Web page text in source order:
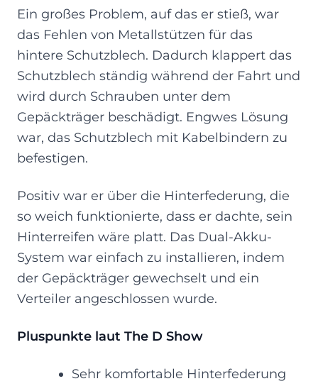
Ein großes Problem, auf das er stieß, war
das Fehlen von Metallstützen für das
hintere Schutzblech. Dadurch klappert das
Schutzblech ständig während der Fahrt und
wird durch Schrauben unter dem
Gepäckträger beschädigt. Engwes Lösung
war, das Schutzblech mit Kabelbindern zu
befestigen.
Positiv war er über die Hinterfederung, die
so weich funktionierte, dass er dachte, sein
Hinterreifen wäre platt. Das Dual-Akku-
System war einfach zu installieren, indem
der Gepäckträger gewechselt und ein
Verteiler angeschlossen wurde.
Pluspunkte laut The D Show
Sehr komfortable Hinterfederung